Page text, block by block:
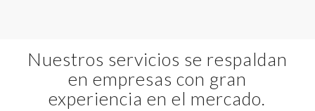
Nuestros servicios se respaldan
en empresas con gran
experiencia en el mercado.